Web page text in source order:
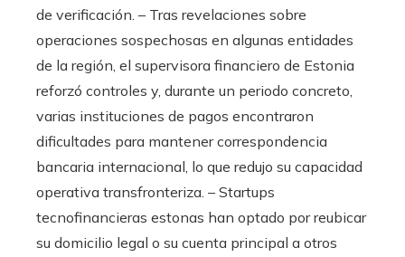
de verificación. – Tras revelaciones sobre
operaciones sospechosas en algunas entidades
de la región, el supervisora financiero de Estonia
reforzó controles y, durante un periodo concreto,
varias instituciones de pagos encontraron
dificultades para mantener correspondencia
bancaria internacional, lo que redujo su capacidad
operativa transfronteriza. – Startups
tecnofinancieras estonas han optado por reubicar
su domicilio legal o su cuenta principal a otros